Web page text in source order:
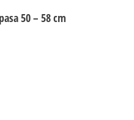
50 – 58 cm